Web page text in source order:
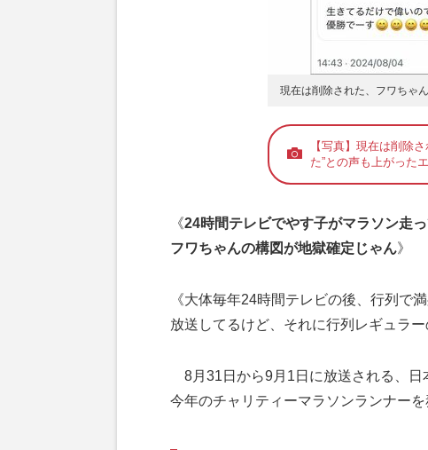
現在は削除された、フワちゃ
【写真】現在は削除
た”との声も上がった
《24時間テレビでやす子がマラソン走
フワちゃんの構図が地獄確定じゃん》
《大体毎年24時間テレビの後、行列で
放送してるけど、それに行列レギュラ
8月31日から9月1日に放送される、日
今年のチャリティーマラソンランナーを